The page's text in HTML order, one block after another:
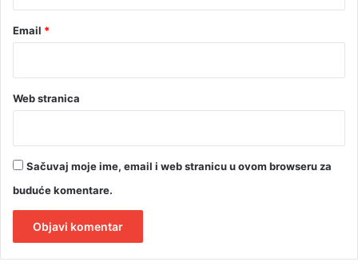
Email *
Web stranica
Sačuvaj moje ime, email i web stranicu u ovom browseru za
buduće komentare.